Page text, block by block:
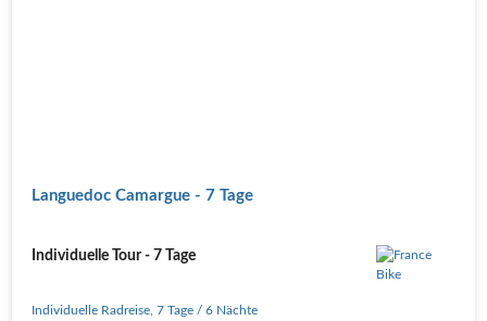
Languedoc Camargue - 7 Tage
Individuelle Tour - 7 Tage
Individuelle Radreise ,7 Tage / 6 Nächte